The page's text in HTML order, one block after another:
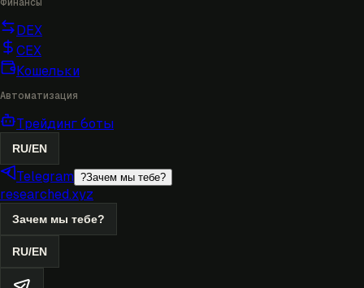
Финансы
DEX
CEX
Кошельки
Автоматизация
Трейдинг боты
RU/EN
Telegram ?Зачем мы тебе?
researched.xyz
Зачем мы тебе?
RU/EN